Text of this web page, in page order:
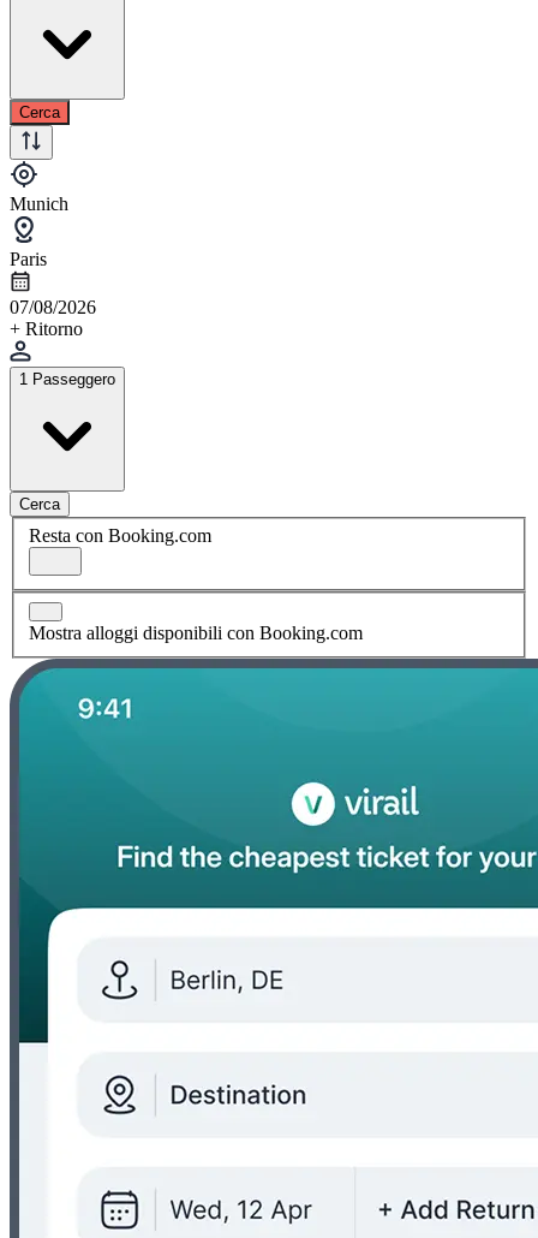
Cerca
Munich
Paris
07/08/2026
+ Ritorno
1 Passeggero
Cerca
Resta con Booking.com
Mostra alloggi disponibili con Booking.com